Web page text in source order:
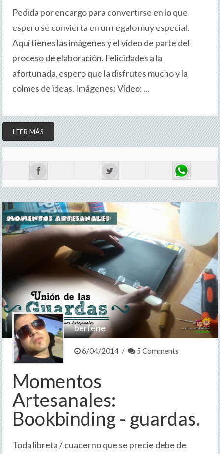
Pedida por encargo para convertirse en lo que
espero se convierta en un regalo muy especial.
Aquí tienes las imágenes y el vídeo de parte del
proceso de elaboración. Felicidades a la
afortunada, espero que la disfrutes mucho y la
colmes de ideas. Imágenes: Vídeo: ...
LEER MÁS
berfene
6/04/2014 / 5 Comments
Momentos
Artesanales:
Bookbinding - guardas.
Toda libreta / cuaderno que se precie debe de